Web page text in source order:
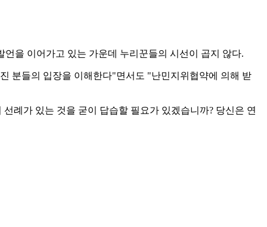
을 이어가고 있는 가운데 누리꾼들의 시선이 곱지 않다.
분들의 입장을 이해한다"면서도 "난민지위협약에 의해 받
례가 있는 것을 굳이 답습할 필요가 있겠습니까? 당신은 연